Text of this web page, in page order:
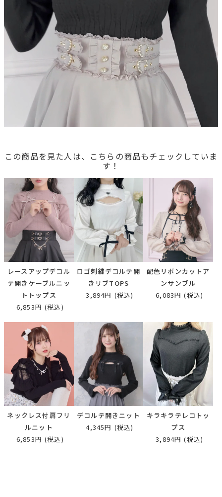
この商品を見た人は、こちらの商品もチェックしていま
す！
レースアップデコル
テ開きケーブルニッ
トトップス
6,853円 (税込)
ロゴ刺繍デコルテ開
きリブTOPS
3,894円 (税込)
配色リボンカットア
ンサンブル
6,083円 (税込)
ネックレス付肩フリ
ルニット
6,853円 (税込)
デコルテ開きニット
4,345円 (税込)
キラキラテレコトッ
プス
3,894円 (税込)